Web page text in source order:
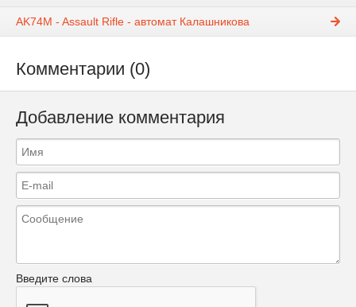
AK74M - Assault Rifle - автомат Калашникова
Комментарии (0)
Добавление комментария
Введите слова